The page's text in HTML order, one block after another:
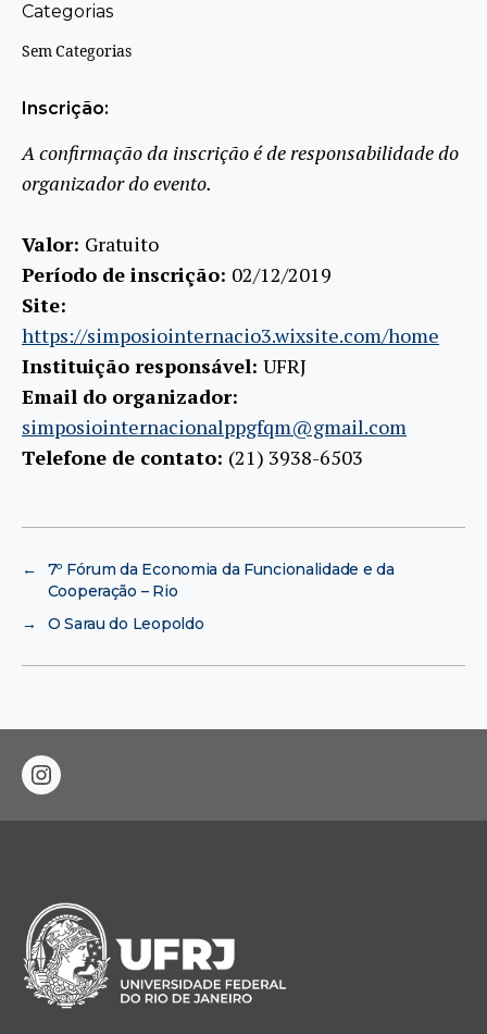
Categorias
Sem Categorias
Inscrição:
A confirmação da inscrição é de responsabilidade do
organizador do evento.
Valor: Gratuito
Período de inscrição: 02/12/2019
Site:
https://simposiointernacio3.wixsite.com/home
Instituição responsável: UFRJ
Email do organizador:
simposiointernacionalppgfqm@gmail.com
Telefone de contato: (21) 3938-6503
←
7º Fórum da Economia da Funcionalidade e da
Cooperação – Rio
→
O Sarau do Leopoldo
instagram